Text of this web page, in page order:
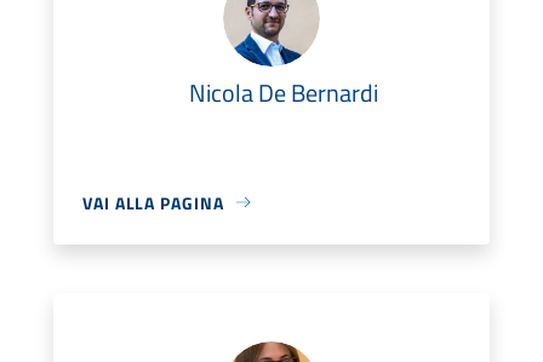
Nicola De Bernardi
VAI ALLA PAGINA